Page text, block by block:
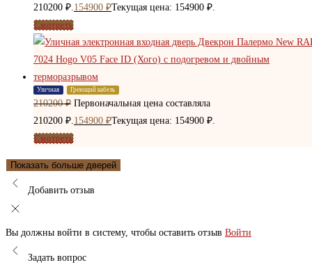
210200 ₽.154900 ₽Текущая цена: 154900 ₽.
Смотреть
Уличная Греющий кабель
210200₽ Первоначальная цена составляла
210200 ₽.154900 ₽Текущая цена: 154900 ₽.
Смотреть
Показать больше дверей
Добавить отзыв
Вы должны войти в систему, чтобы оставить отзыв Войти
Задать вопрос